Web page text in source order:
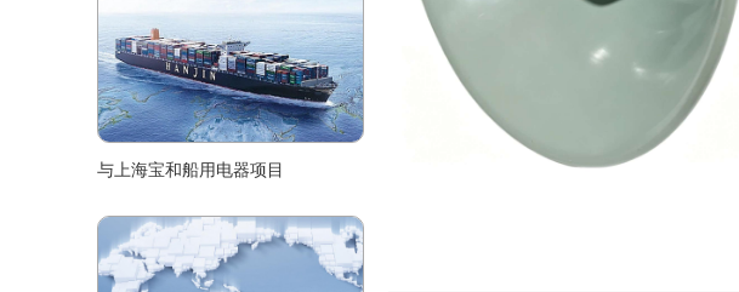
与上海宝和船用电器项目